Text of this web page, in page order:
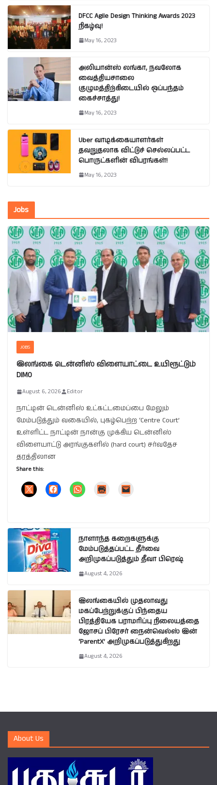
DFCC Agile Design Thinking Awards 2023
நிகழ்வு!
May 16, 2023
அலியான்ஸ் லங்கா, நவலோக
வைத்தியசாலை
குழுமத்திற்கிடையில் ஒப்பந்தம்
கைச்சாத்து!
May 16, 2023
Uber வாடிக்கையாளர்கள்
தவறுதலாக விட்டுச் செல்லப்பட்ட
பொருட்களின் விபரங்கள்!
May 16, 2023
Jobs
JOBS
இலங்கை டென்னிஸ் விளையாட்டை உயிரூட்டும்
DIMO
August 6, 2026 Editor
நாட்டின் டென்னிஸ் உட்கட்டமைப்பை மேலும்
மேம்படுத்தும் வகையில், புகழ்பெற்ற ‘Centre Court’
உள்ளிட்ட நாட்டின் நான்கு முக்கிய டென்னிஸ்
விளையாட்டு அரங்குகளில் (hard court) சர்வதேச
தரத்திலான
Share this:
நாளாந்த கறைகளுக்கு
மேம்படுத்தப்பட்ட தீர்வை
அறிமுகப்படுத்தும் தீவா பிரெஷ்
August 4, 2026
இலங்கையில் முதலாவது
மகப்பேற்றுக்குப் பிந்தைய
பிரத்தியேக பராமரிப்பு நிலையத்தை
ஜோசப் பிரேசர் நைன்வெல்ஸ் இன்
‘ParentX’ அறிமுகப்படுத்துகிறது
August 4, 2026
About Us